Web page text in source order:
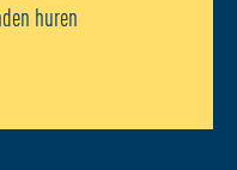
huren